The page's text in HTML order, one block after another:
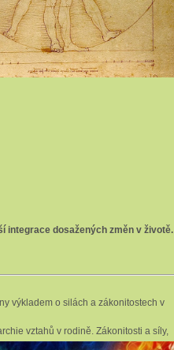
integrace dosažených změn v životě.
výkladem o silách a zákonitostech v
vztahů v rodině. Zákonitosti a síly,